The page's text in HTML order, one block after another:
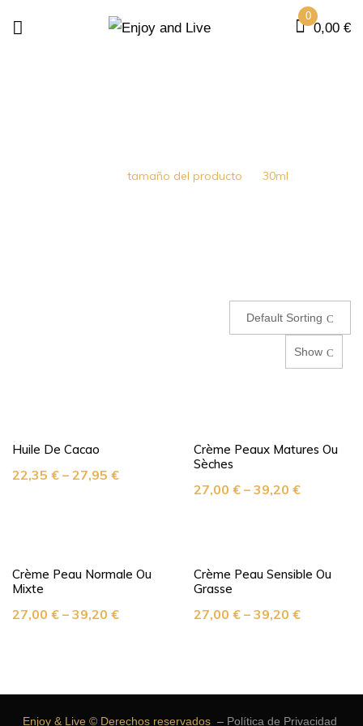
0
0,00 €
tamaño del producto 30ml
Default Sorting
Show
Huile De Cacao
22,35 € – 27,95 €
Crème Peaux Matures Ou
Sèches
27,00 € – 39,20 €
Crème Peau Normale Ou
Mixte
27,00 € – 39,20 €
Crème Peau Sensible Ou
Grasse
27,00 € – 39,20 €
Enjoy & Live © Derechos reservados – Política de Privacidad